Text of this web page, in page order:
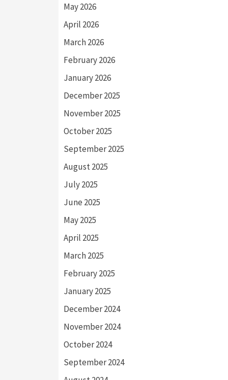
May 2026
April 2026
March 2026
February 2026
January 2026
December 2025
November 2025
October 2025
September 2025
August 2025
July 2025
June 2025
May 2025
April 2025
March 2025
February 2025
January 2025
December 2024
November 2024
October 2024
September 2024